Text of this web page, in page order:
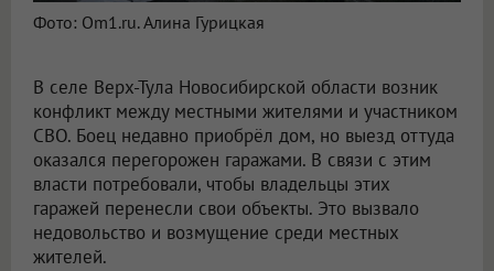
Фото: Om1.ru. Алина Гурицкая
В селе Верх-Тула Новосибирской области возник
конфликт между местными жителями и участником
СВО. Боец недавно приобрёл дом, но выезд оттуда
оказался перегорожен гаражами. В связи с этим
власти потребовали, чтобы владельцы этих
гаражей перенесли свои объекты. Это вызвало
недовольство и возмущение среди местных
жителей.